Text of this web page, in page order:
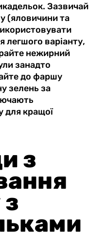
Зазвичай
(яловичини та
легшого варіанту,
нежирний
занадто
до фаршу
зелень за
для кращої
з